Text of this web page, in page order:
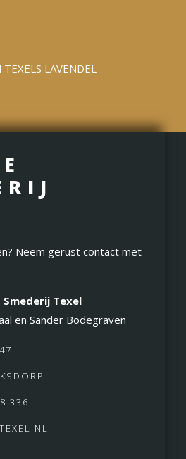
LAVENDEL
Neem gerust contact met
Texel
en Sander Bodegraven
336